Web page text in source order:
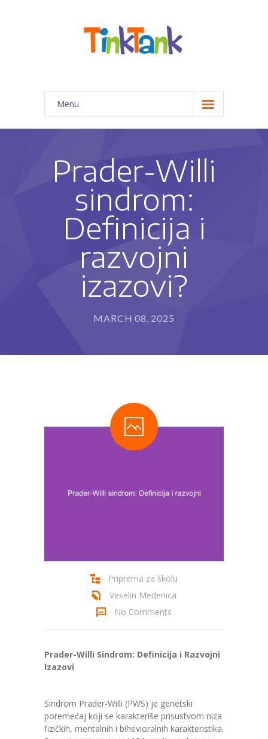
Menu
Početna
-- Priprema predškolaca za 1. razred
-- Kreativno-edukativne radionice
-- Pomoć pri izradi domaćih zadataka
-- Programi edukativne terapije
---- Program za razvoj sposobnosti pisanja i
rukopisa (IET-P®)
---- Program usvajanja čitanja (IET-Č®)
(IET-M®)
-- Stimulacija razvoja deteta
-- Defektološki tretman
Prader-Willi
sindrom:
Definicija i
razvojni
izazovi?
MARCH 08, 2025
Priprema za školu
Veselin Medenica
No Comments
Prader-Willi Sindrom: Definicija i Razvojni
Izazovi
Sindrom Prader-Willi (PWS) je genetski
poremećaj koji se karakteriše prisustvom niza
fizičkih, mentalnih i bihevioralnih karakteristika.